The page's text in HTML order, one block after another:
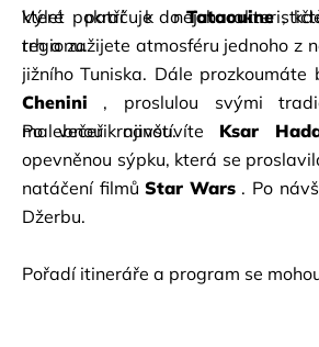
které patří k
regionu.
Výlet pokračuje do Tataouine ,
trh a zažijete atmosféru jednoho z
jižního Tuniska. Dále prozkoumáte
Chenini
, proslulou svými
malebnou krajinou.
Po večeři navštívíte Ksar
opevněnou sýpku, která se
natáčenífilmů Star Wars . Po
Džerbu.
Pořadí itineráře a program se